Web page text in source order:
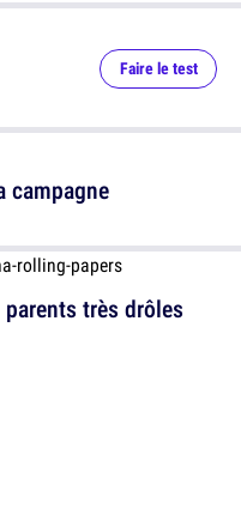
très drôles
Faire le test
campagne